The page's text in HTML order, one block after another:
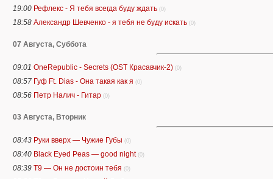
19:00 Рефлекс - Я тебя всегда буду ждать (0)
18:58 Александр Шевченко - я тебя не буду искать (0)
07 Августа, Суббота
09:01 OneRepublic - Secrets (OST Красавчик-2) (0)
08:57 Гуф Ft. Dias - Она такая как я (0)
08:56 Петр Налич - Гитар (0)
03 Августа, Вторник
08:43 Руки вверх — Чужие Губы (0)
08:40 Black Eyed Peas — good night (0)
08:39 Т9 — Он не достоин тебя (0)